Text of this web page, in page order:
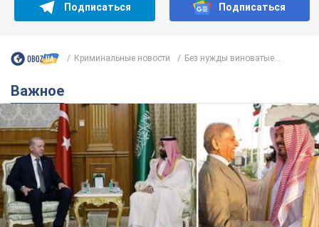
Подписаться Подписаться
Криминальные новости Без нужды виноватые...
Важное